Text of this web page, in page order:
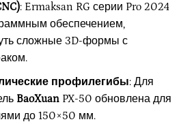
: Ermaksan RG серии Pro 2024
обеспечением,
сложные 3D-формы с
профилегибы: Для
BaoXuanPX-50 обновлена для
до 150×50 мм.